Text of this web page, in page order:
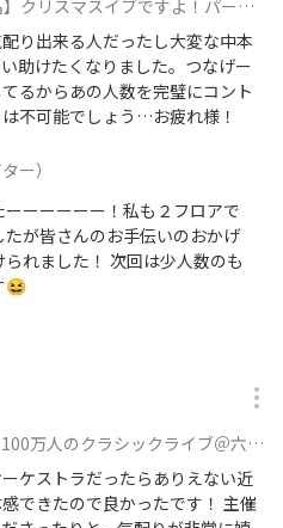
よ！パーティー【途中参加OK】35人超えそうなので確保しますに参加
り出来る人だったし大変な中本
助けたくなりました。つなげー
るからあの人数を完璧にコント
不可能でしょう…お疲れ様！
ー）
ーーーーー！私も２フロアで
が皆さんのお手伝いのおかげ
れました！ 次回は少人数のも
😆
人のクラシックライブ＠六本木に参加
ケストラだったらありえない近
できたので良かったです！ 主催